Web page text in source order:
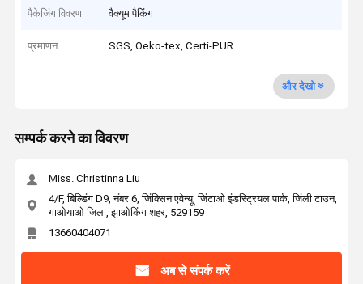
पैकेजिंग विवरण वैक्यूम पैकिंग
प्रमाणन SGS, Oeko-tex, Certi-PUR
और देखो
सम्पर्क करने का विवरण
Miss. Christinna Liu
4/F, बिल्डिंग D9, नंबर 6, जिंक्सिन एवेन्यू, जिंटाओ इंडस्ट्रियल पार्क, जिंली टाउन,
गाओयाओ जिला, झाओकिंग शहर, 529159
13660404071
अब से संपर्क करें